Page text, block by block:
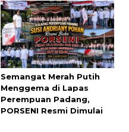
Semangat Merah Putih
Menggema di Lapas
Perempuan Padang,
PORSENI Resmi Dimulai